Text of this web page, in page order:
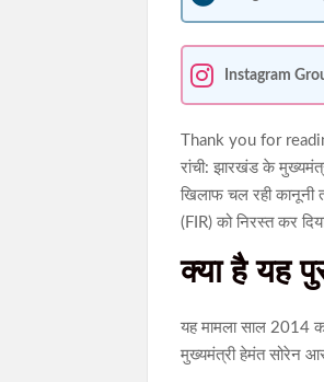
Instagram
Thank you for
रांची: झारखंड के
खिलाफ चल रही कानूनी
(FIR) को निरस्त कर
क्या है यह
यह मामला साल 2014
मुख्यमंत्री हेमंत सोरेन